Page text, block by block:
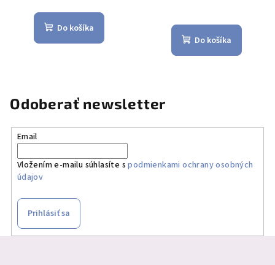
Do košíka
Do košíka
Odoberať newsletter
Email
Vložením e-mailu súhlasíte spodmienkami ochrany osobných
údajov
Prihlásiť sa